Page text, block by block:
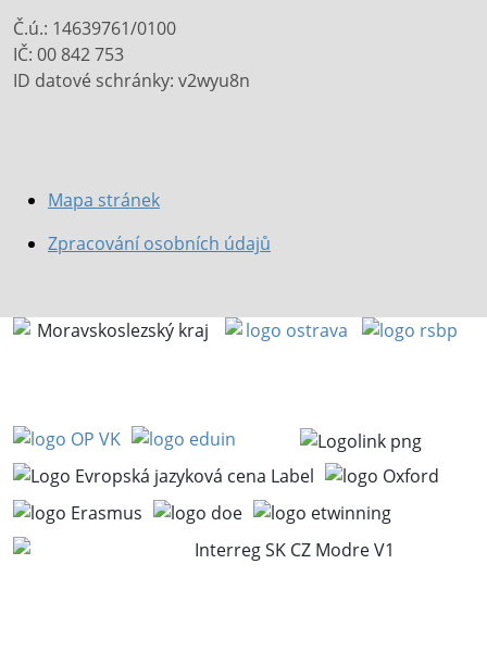
Č.ú.: 14639761/0100
IČ: 00 842 753
ID datové schránky: v2wyu8n
Mapa stránek
Zpracování osobních údajů